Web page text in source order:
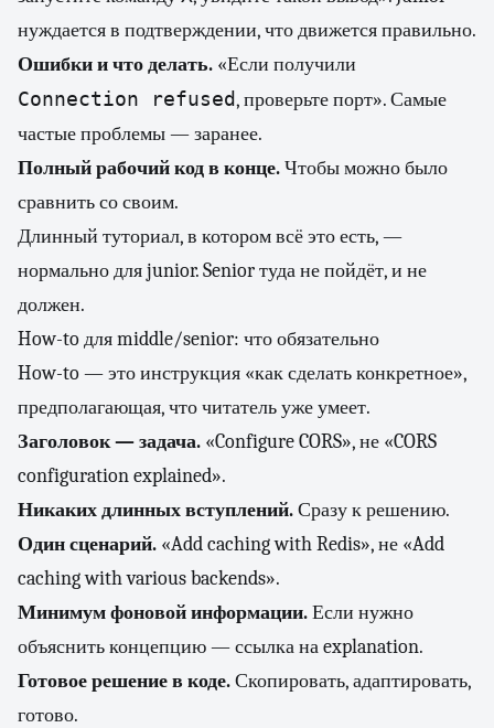
нуждается в подтверждении, что движется правильно.
Ошибки и что делать. «Если получили
Connection refused, проверьте порт». Самые
частые проблемы — заранее.
Полный рабочий код в конце.Чтобы можно было
сравнить со своим.
Длинный туториал, в котором всё это есть, —
нормально для junior. Senior туда не пойдёт, и не
должен.
How-to для middle/senior: что обязательно
How-to — это инструкция «как сделать конкретное»,
предполагающая, что читатель уже умеет.
Заголовок — задача. «Configure CORS», не «CORS
configuration explained».
Никаких длинных вступлений.Сразу к решению.
Один сценарий. «Add caching with Redis», не «Add
caching with various backends».
Минимум фоновой информации.Если нужно
объяснить концепцию — ссылка на explanation.
Готовое решение в коде.Скопировать, адаптировать,
готово.